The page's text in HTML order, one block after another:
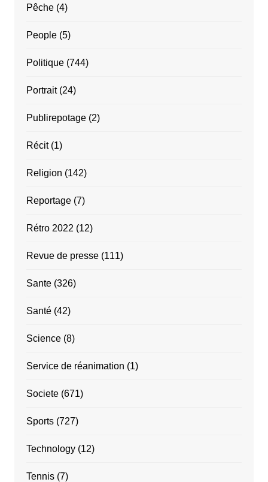
Pêche(4)
People(5)
Politique(744)
Portrait(24)
Publirepotage(2)
Récit(1)
Religion (142)
Reportage(7)
Rétro 2022 (12)
Revue de presse(111)
Sante(326)
Santé(42)
Science(8)
Service de réanimation (1)
Societe(671)
Sports(727)
Technology(12)
Tennis(7)